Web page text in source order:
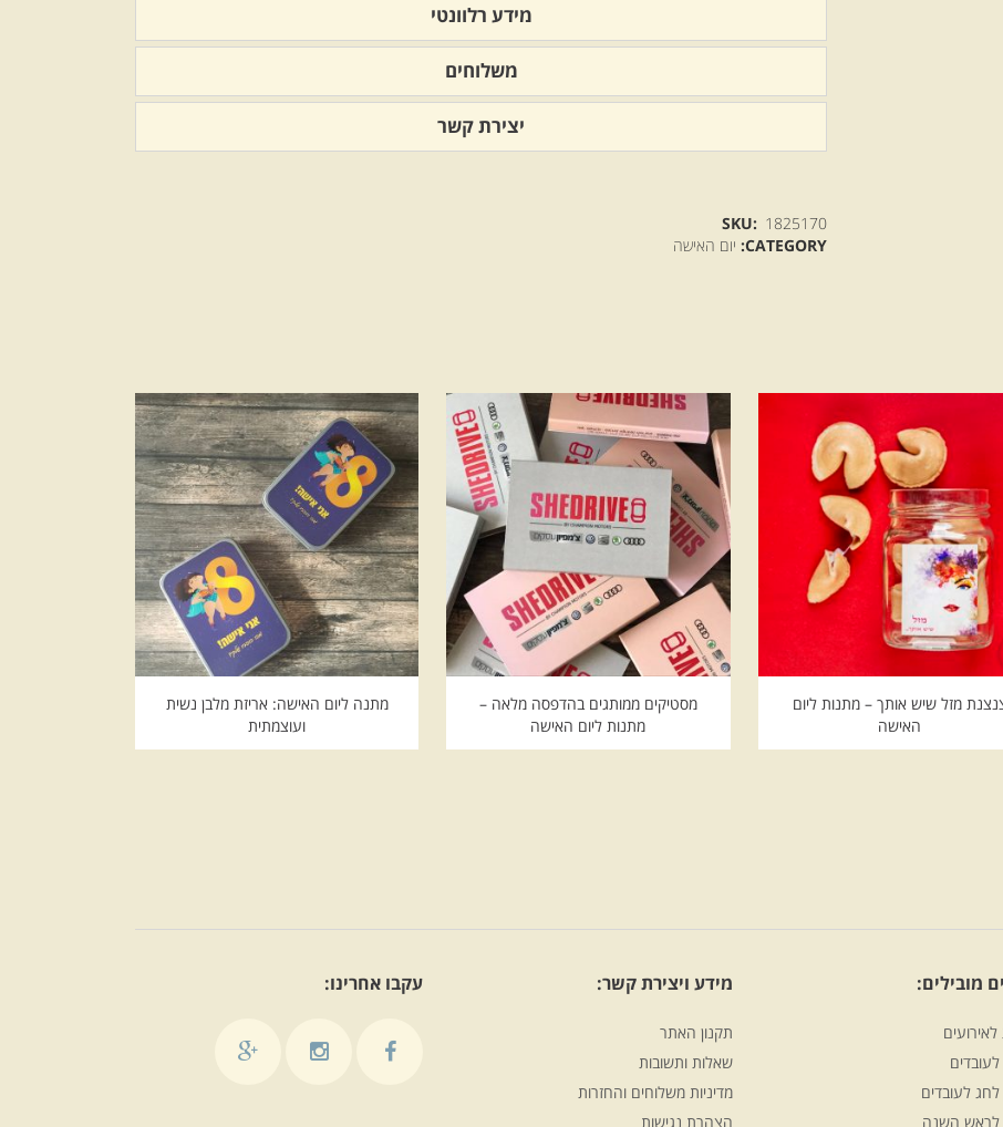
מידע רלוונטי
משלוחים
יצירת קשר
SKU: 1825170
CATEGORY: יום האישה
מזל שיש אותך – מתנות ליום
האישה
מסטיקים ממותגים בהדפסה מלאה –
מתנות ליום האישה
מתנה ליום האישה: אריזת מלבן נשית
ועוצמתית
מובילים:
לאירועים
לעובדים
לראש השנה
מידע ויצירת קשר:
תקנון האתר
שאלות ותשובות
מדיניות משלוחים והחזרות
הצהרת נגישות
עקבו אחרינו: